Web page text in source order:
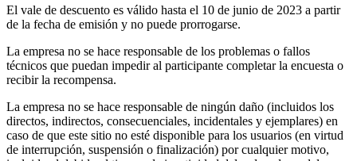
El vale de descuento es válido hasta el 10 de junio de 2023 a partir
de la fecha de emisión y no puede prorrogarse.
La empresa no se hace responsable de los problemas o fallos
técnicos que puedan impedir al participante completar la encuesta o
recibir la recompensa.
La empresa no se hace responsable de ningún daño (incluidos los
directos, indirectos, consecuenciales, incidentales y ejemplares) en
caso de que este sitio no esté disponible para los usuarios (en virtud
de interrupción, suspensión o finalización) por cualquier motivo,